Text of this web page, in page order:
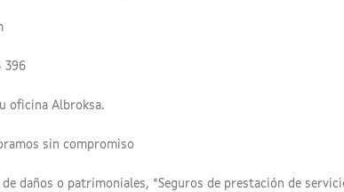
396
oficina Albroksa.
sin compromiso
daños o patrimoniales, *Seguros de prestación de